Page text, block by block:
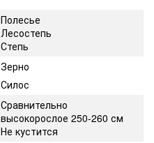
Полесье
Лесостепь
Степь
Зерно
Силос
Сравнительно
высокорослое 250-260 см
Не кустится